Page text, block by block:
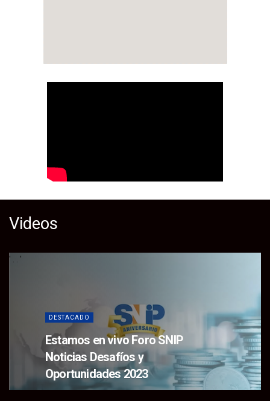
Videos
' . . '
DESTACADO
Estamos en vivo Foro SNIP
Noticias Desafíos y
Oportunidades 2023